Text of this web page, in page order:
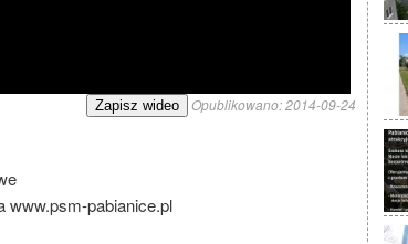
Zapisz wideo Opublikowano:2014-09-24
www.psm-pabianice.pl